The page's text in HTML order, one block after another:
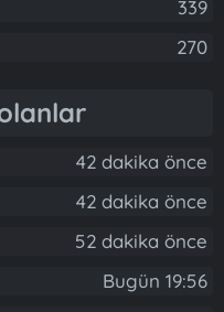
339
270
42 dakika önce
42 dakika önce
52 dakika önce
Bugün 19:56